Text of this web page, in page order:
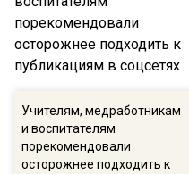
Учителям, медработникам
и воспитателям
порекомендовали
осторожнее подходить к